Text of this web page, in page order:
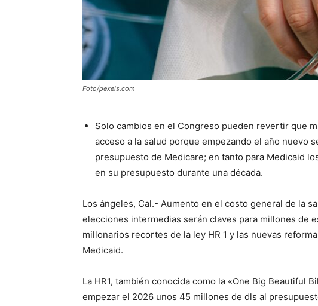
Foto/pexels.com
Solo cambios en el Congreso pueden revertir que
acceso a la salud porque empezando el año nuevo
presupuesto de Medicare; en tanto para Medicaid
en su presupuesto durante una década.
Los ángeles, Cal.- Aumento en el costo general de la
elecciones intermedias serán claves para millones de
millonarios recortes de la ley HR 1 y las nuevas
Medicaid.
La HR1, también conocida como la «One Big Beautiful
empezar el 2026 unos 45 millones de dls al